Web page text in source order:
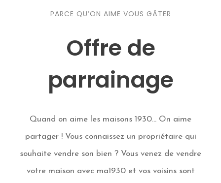
PARCE QU’ON AIME VOUS GÂTER
Offre de
parrainage
Quand on aime les maisons 1930… On aime
partager ! Vous connaissez un propriétaire qui
souhaite vendre son bien ? Vous venez de vendre
votre maison avec ma1930 et vos voisins sont